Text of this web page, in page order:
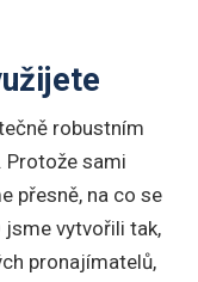
robustním
Protože sami
přesně, na co se
jsme vytvořili tak,
pronajímatelů,